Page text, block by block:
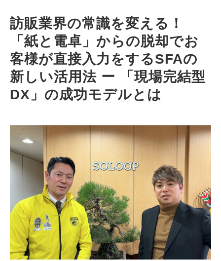
訪販業界の常識を変える！
「紙と電卓」からの脱却でお
客様が直接入力をするSFAの
新しい活用法 ー 「現場完結型
DX」の成功モデルとは